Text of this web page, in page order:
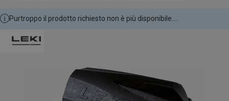
Purtroppo il prodotto richiesto non è più disponibile....